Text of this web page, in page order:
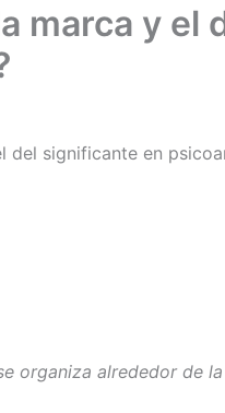
marca y el
del significante en
organiza alrededor de